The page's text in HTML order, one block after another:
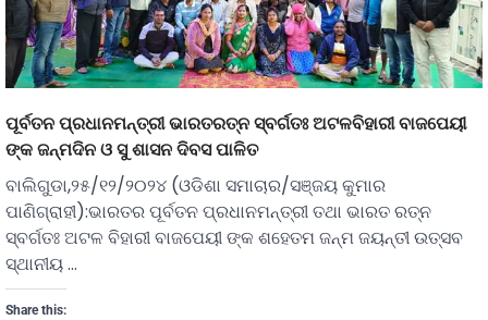
ପୂର୍ବତନ ପ୍ରଧାନମନ୍ତ୍ରୀ ଭାରତରତ୍ନ ସ୍ବର୍ଗତଃ ଅଟଳବିହାରୀ ବାଜପେୟୀ
ଙ୍କ ଜନ୍ମଦିନ ଓ ସୁ ଶାସନ ଦିବସ ପାଳିତ
ବାଲିଗୁଡା,୨୫/୧୨/୨୦୨୪ (ଓଡିଶା ସମାଚାର/ସଞ୍ଜୟ କୁମାର
ପାଣିଗ୍ରାହୀ):ଭାରତର ପୂର୍ବତନ ପ୍ରଧାନମନ୍ତ୍ରୀ ତଥା ଭାରତ ରତ୍ନ
ସ୍ବର୍ଗତଃ ଅଟଳ ବିହାରୀ ବାଜପେୟୀ ଙ୍କ ଶହେତମ ଜନ୍ମ ଜୟନ୍ତୀ ଉତ୍ସବ
ସ୍ଥାନୀୟ …
Share this: